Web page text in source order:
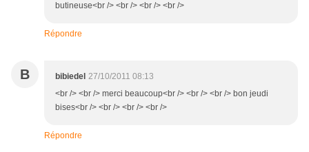
butineuse<br /> <br /> <br /> <br />
Répondre
B bibiedel 27/10/2011 08:13
<br /> <br /> merci beaucoup<br /> <br /> <br /> bon jeudi
bises<br /> <br /> <br /> <br />
Répondre